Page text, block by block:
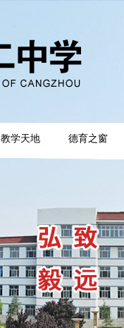
教学天地 德育之窗